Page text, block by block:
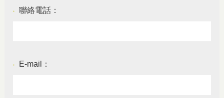
● 聯絡電話：
● E-mail：